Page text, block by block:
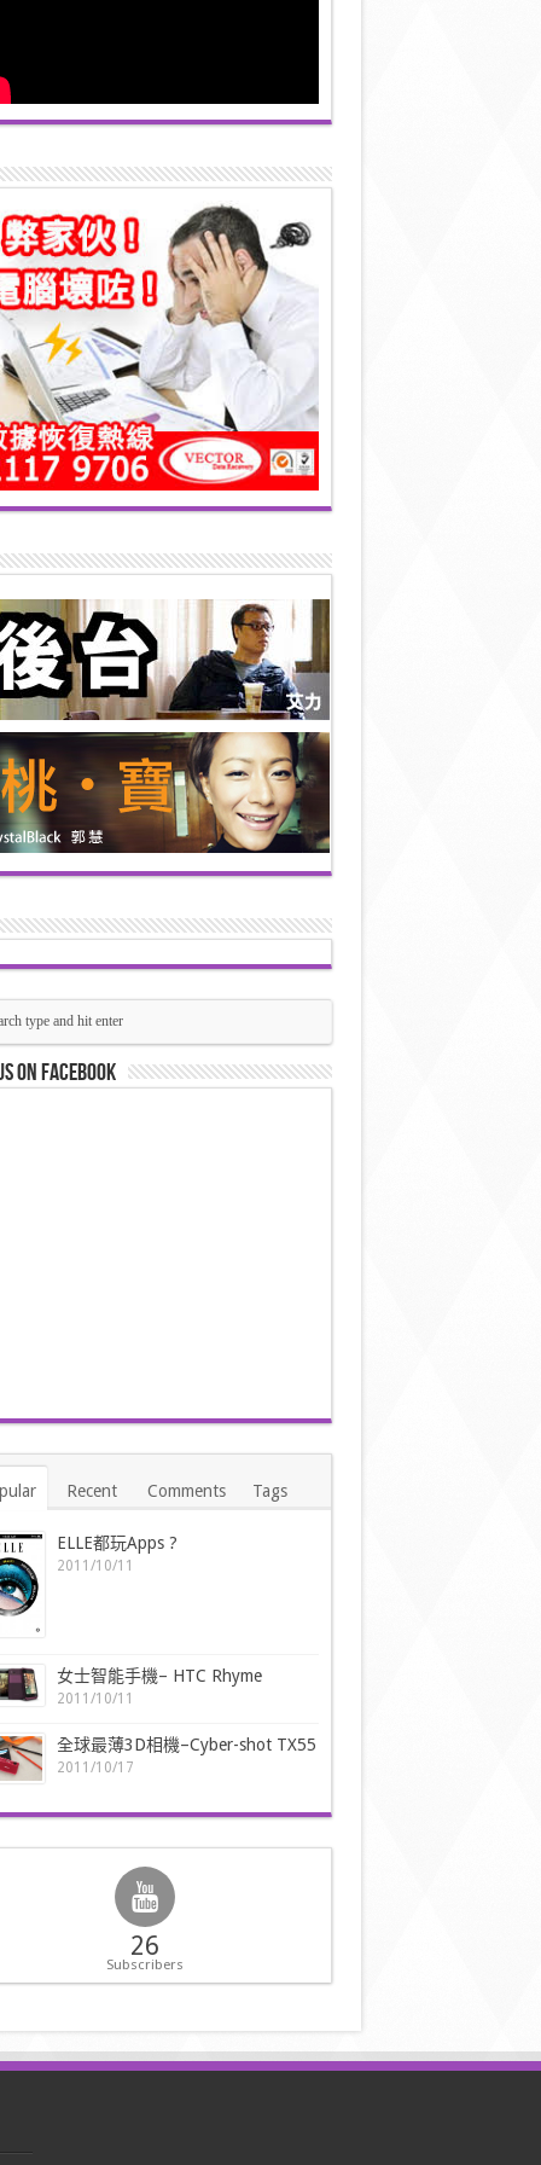
on Facebook
Recent Comments Tags
ELLE都玩Apps ?
2011/10/11
女士智能手機– HTC Rhyme
2011/10/11
全球最薄3D相機–Cyber-shot TX55
2011/10/17
26
Subscribers